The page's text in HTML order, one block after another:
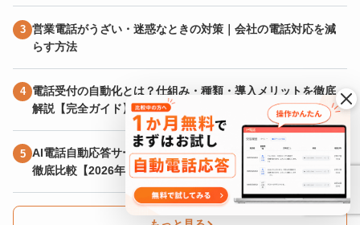
営業電話がうざい・迷惑なときの対策｜会社の電話対応を減
らす方法
電話受付の自動化とは？仕組み・種類・導入メリットを徹底
解説【完全ガイド】
AI電話自動応答サービスおすすめ7選｜機能・費用・選び方を
徹底比較【2026年最新】